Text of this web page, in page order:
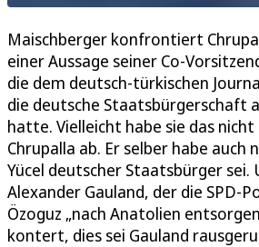
Maischberger konfrontiert
einer Aussage seiner Co-
die dem deutsch-türkischen
die deutsche Staatsbürgerschaft
hatte. Vielleicht habe sie das
Chrupalla ab. Er selber habe auch
Yücel deutscher Staatsbürger sei.
Alexander Gauland, der die SPD-
Özoguz „nach Anatolien
kontert, dies sei Gauland